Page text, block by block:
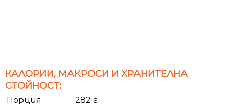
КАЛОРИИ, МАКРОСИ И ХРАНИТЕЛНА
СТОЙНОСТ:
Порция
282 г